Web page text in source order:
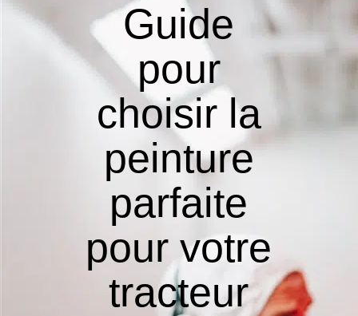
Guide
pour
choisir la
peinture
parfaite
pour votre
tracteur